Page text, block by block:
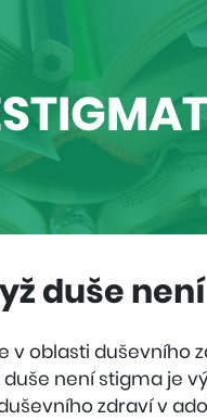
duše
v oblasti duševního
není stigma je
zdraví v